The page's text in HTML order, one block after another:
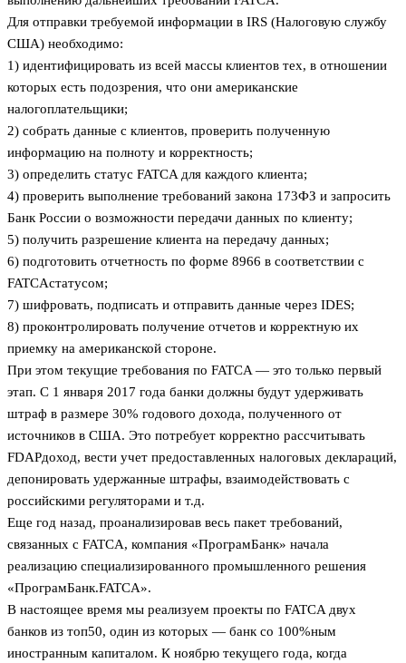
Для отправки требуемой информации в IRS (Налоговую службу
США) необходимо:
1) идентифицировать из всей массы клиентов тех, в отношении
которых есть подозрения, что они американские
налогоплательщики;
2) собрать данные с клиентов, проверить полученную
информацию на полноту и корректность;
3) определить статус FATCA для каждого клиента;
4) проверить выполнение требований закона 173­ФЗ и запросить
Банк России о возможности передачи данных по клиенту;
5) получить разрешение клиента на передачу данных;
6) подготовить отчетность по форме 8966 в соответствии с
FATCA­статусом;
7) шифровать, подписать и отправить данные через IDES;
8) проконтролировать получение отчетов и корректную их
приемку на американской стороне.
При этом текущие требования по FATCA — это только первый
этап. С 1 января 2017 года банки должны будут удерживать
штраф в размере 30% годового дохода, полученного от
источников в США. Это потребует корректно рассчитывать
FDAP­доход, вести учет предоставленных налоговых деклараций,
депонировать удержанные штрафы, взаимодействовать с
российскими регуляторами и т.д.
Еще год назад, проанализировав весь пакет требований,
связанных с FATCA, компания «ПрограмБанк» начала
реализацию специализированного промышленного решения
«ПрограмБанк.FATCA».
В настоящее время мы реализуем проекты по FATCA двух
банков из топ­50, один из которых — банк со 100%­ным
иностранным капиталом. К ноябрю текущего года, когда